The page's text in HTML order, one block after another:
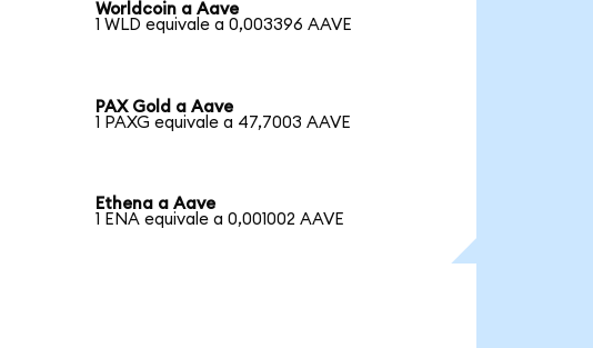
Worldcoin a Aave
1 WLD equivale a 0,003396 AAVE
PAX Gold a Aave
1 PAXG equivale a 47,7003 AAVE
Ethena a Aave
1 ENA equivale a 0,001002 AAVE